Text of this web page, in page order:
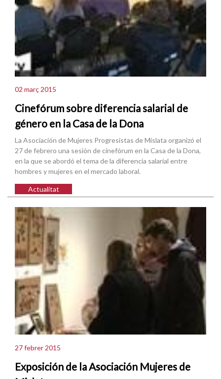
02 març 2015
Cinefórum sobre diferencia salarial de
género en la Casa de la Dona
La Asociación de Mujeres Progresistas de Mislata organizó el
27 de febrero una sesión de cinefórum en la Casa de la Dona,
en la que se abordó el tema de la diferencia salarial entre
hombres y mujeres en el mercado laboral.
Actualitat
27 febrer 2015
Exposición de la Asociación Mujeres de